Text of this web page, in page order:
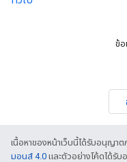
ข้อ
เนื้อหาของหน้าเว็บนี้ได้รับอนุญาต
มอนส์ 4.0 และตัวอย่างโค้ดได้รับ